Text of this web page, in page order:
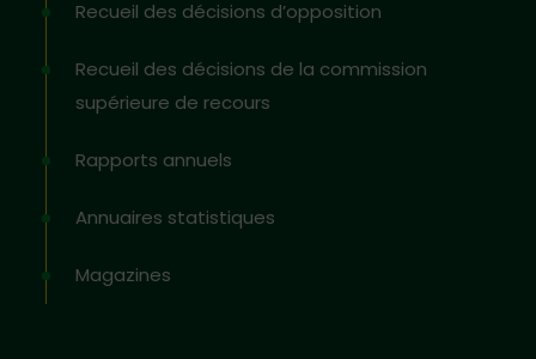
Recueil des décisions d’opposition
Recueil des décisions de la commission
supérieure de recours
Rapports annuels
Annuaires statistiques
Magazines